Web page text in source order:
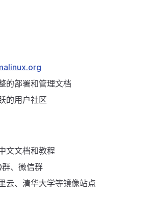
的部署和管理文档
的用户社区
文文档和教程
群、微信群
云、清华大学等镜像站点